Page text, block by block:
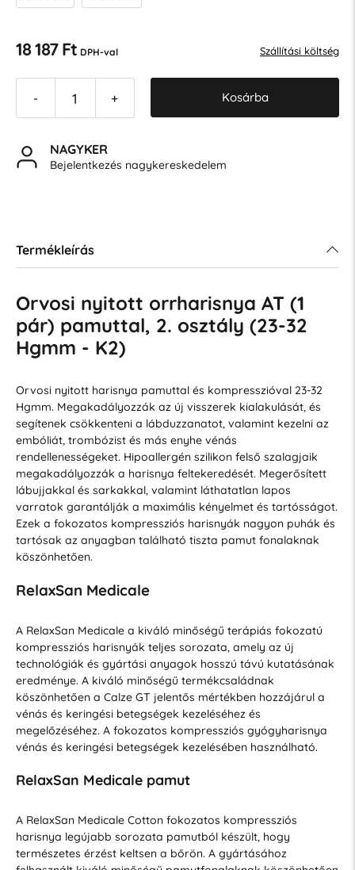
18 187 Ft DPH-val Szállítási költség
- + Kosárba
NAGYKER
Bejelentkezés nagykereskedelem
Termékleírás
Orvosi nyitott orrharisnya AT (1
pár) pamuttal, 2. osztály (23-32
Hgmm - K2)
Orvosi nyitott harisnya pamuttal és kompresszióval 23-32
Hgmm. Megakadályozzák az új visszerek kialakulását, és
segítenek csökkenteni a lábduzzanatot, valamint kezelni az
embóliát, trombózist és más enyhe vénás
rendellenességeket. Hipoallergén szilikon felső szalagjaik
megakadályozzák a harisnya feltekeredését. Megerősített
lábujjakkal és sarkakkal, valamint láthatatlan lapos
varratok garantálják a maximális kényelmet és tartósságot.
Ezek a fokozatos kompressziós harisnyák nagyon puhák és
tartósak az anyagban található tiszta pamut fonalaknak
köszönhetően.
RelaxSan Medicale
A RelaxSan Medicale a kiváló minőségű terápiás fokozatú
kompressziós harisnyák teljes sorozata, amely az új
technológiák és gyártási anyagok hosszú távú kutatásának
eredménye. A kiváló minőségű termékcsaládnak
köszönhetően a Calze GT jelentős mértékben hozzájárul a
vénás és keringési betegségek kezeléséhez és
megelőzéséhez. A fokozatos kompressziós gyógyharisnya
vénás és keringési betegségek kezelésében használható.
RelaxSan Medicale pamut
A RelaxSan Medicale Cotton fokozatos kompressziós
harisnya legújabb sorozata pamutból készült, hogy
természetes érzést keltsen a bőrön. A gyártásához